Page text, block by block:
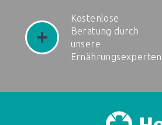
Kostenlose
Beratung durch
unsere
Ernährungsexperten